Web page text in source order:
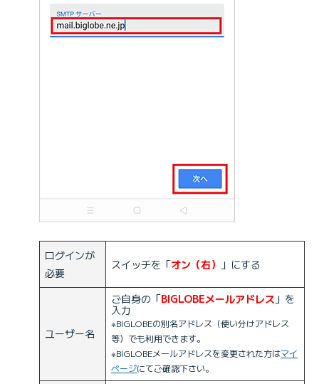
ログインが
必要
スイッチを「オン（右） 」にする
ユーザー名
ご自身の「BIGLOBEメールアドレス 」を
入力
※BIGLOBEの別名アドレス（使い分けアドレス
等）でも利用できます。
※BIGLOBEメールアドレスを変更された方はマイ
ページにてご確認下さい。